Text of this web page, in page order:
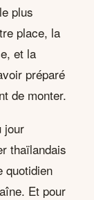
plus
place, la
et la
préparé
de monter.
jour
thaïlandais
quotidien
Et pour